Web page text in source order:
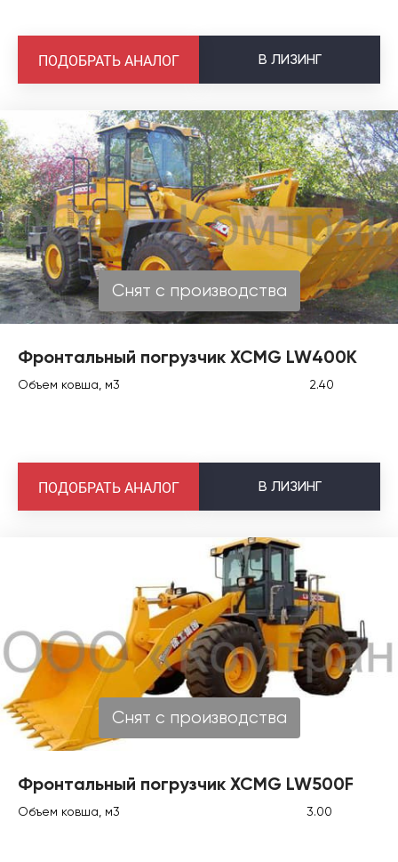
В ЛИЗИНГ
ПОДОБРАТЬ АНАЛОГ
Снят с производства
Фронтальный погрузчик XCMG LW400K
Объем ковша, м3 2.40
В ЛИЗИНГ
ПОДОБРАТЬ АНАЛОГ
Снят с производства
Фронтальный погрузчик XCMG LW500F
Объем ковша, м3 3.00